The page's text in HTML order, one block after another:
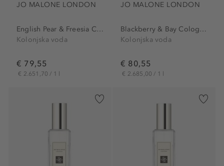
JO MALONE LONDON
English Pear & Freesia Cologne
Kolonjska voda
€ 79,55
€ 2.651,70 / 1 l
JO MALONE LONDON
Blackberry & Bay Cologne
Kolonjska voda
€ 80,55
€ 2.685,00 / 1 l